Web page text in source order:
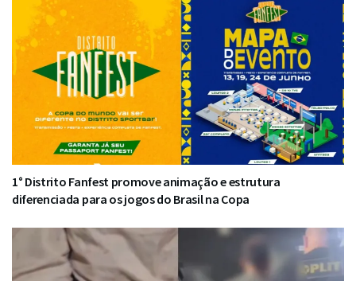
1° Distrito Fanfest promove animação e estrutura
diferenciada para os jogos do Brasil na Copa